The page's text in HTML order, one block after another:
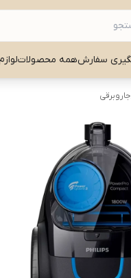
سفارشهمه محصولات
جاروبرقی